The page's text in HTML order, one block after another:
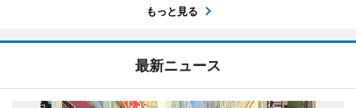
もっと見る
最新ニュース